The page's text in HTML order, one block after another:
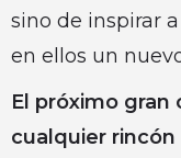
sino de inspirar
en ellos un
El próximo
cualquier